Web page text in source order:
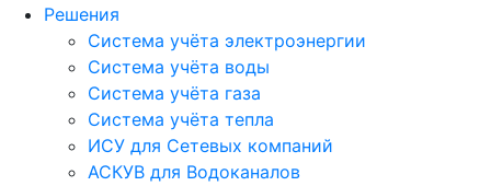
Решения
Система учёта электроэнергии
Система учёта воды
Система учёта газа
Система учёта тепла
ИСУ для Сетевых компаний
АСКУВ для Водоканалов